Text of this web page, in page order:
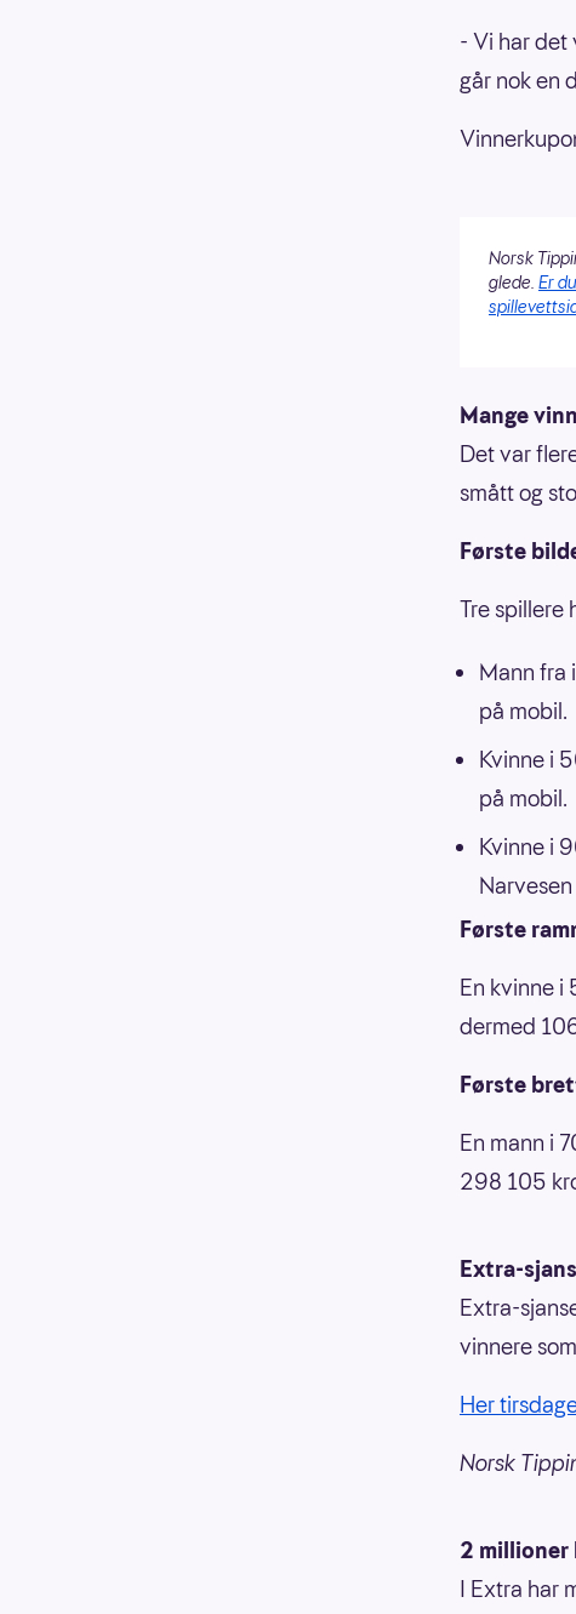
- Vi har det
går nok en
Norsk
glede. Er
Mange
Det var
smått og
Første
Tre spillere
Mann fra
på mobil.
Kvinne i
på mobil.
Kvinne i
Første
En kvinne i
dermed
Første
En mann i
298 105
Extra-
Extra-
vinnere
Her
Norsk
2 millioner
I Extra har